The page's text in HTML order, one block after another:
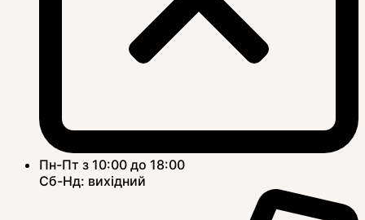
Пн-Пт з 10:00 до 18:00
Сб-Нд: вихідний